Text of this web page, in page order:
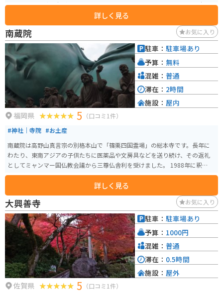
町は古代から続く米どころとして知られており、道の駅でも美味しいお米を
使ったお弁当やお惣菜が販売されています。 バイクで訪れる際は、駐車場も
広く停めやすいので安心です。 周辺には、キリンビール福岡工場や、自然豊
かな公園などもあり、観光の拠点としてもおすすめです。 名産品としては、
あまおうを使ったスイーツや、筑前町のブランド米「夢つくし」などが人気
です。 道の駅 筑前みなみの里は、地元の魅力が詰まった道の駅なので、ぜひ
訪れてみてください。
詳しく見る
南蔵院 お気に入り
福岡県 5 （口コミ1件）
#神社｜寺院 #お土産
南蔵院は高野山真言宗の別格本山で「篠栗四国霊場」の総本寺です。長年に
わたり、東南アジアの子供たちに医薬品や文房具などを送り続け、その返礼
としてミャンマー国仏教会議から三尊仏舎利を受けました。 1988年に釈迦涅
槃像が建立され、今では篠栗のシンボルとして多くの信者に信仰されていま
す。南蔵院は車で30分程度で福岡市からアクセス可能ですが、駐車場は最も
近いものが10台しか収容できないので注意が必要です。城戸南蔵院前駅近く
の無料駐車場に停めることをオススメします。2021年8月から涅槃像への入り
口は施錠されていますので、参拝する際は注意が必要です。
詳しく見る
駐車： 駐車場あり
予算： 無料
混雑： 普通
滞在： 2時間
施設： 屋内
大興善寺 お気に入り
佐賀県 5 （口コミ1件）
駐車： 駐車場あり
予算： 1000円
混雑： 普通
滞在： 0.5時間
施設： 屋外